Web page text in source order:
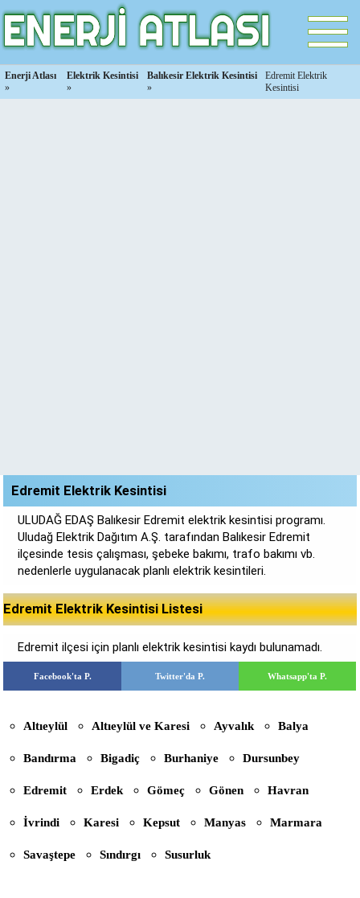
Enerji Atlası
»
Elektrik Kesintisi
»
Balıkesir Elektrik Kesintisi
»
Edremit Elektrik
Kesintisi
Edremit Elektrik Kesintisi
ULUDAĞ EDAŞ Balıkesir Edremit elektrik kesintisi programı.
Uludağ Elektrik Dağıtım A.Ş. tarafından Balıkesir Edremit
ilçesinde tesis çalışması, şebeke bakımı, trafo bakımı vb.
nedenlerle uygulanacak planlı elektrik kesintileri.
Edremit Elektrik Kesintisi Listesi
Edremit ilçesi için planlı elektrik kesintisi kaydı bulunamadı.
Facebook'ta P. Twitter'da P. Whatsapp'ta P.
Altıeylül Altıeylül ve Karesi Ayvalık Balya
Bandırma Bigadiç Burhaniye Dursunbey
Edremit Erdek Gömeç Gönen Havran
İvrindi Karesi Kepsut Manyas Marmara
Savaştepe Sındırgı Susurluk